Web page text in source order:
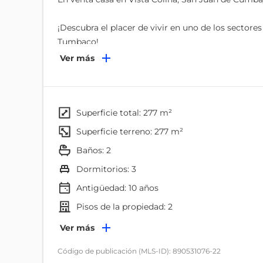
¡Descubra el placer de vivir en uno de los
Tumbaco!
arquitectónico moderno, confort y una vista
La propiedad ofrece una excelente oportunidad
posterior". El propietario actual está dispuesto a
plazo bajo un contrato de arrendamiento formal.
inmediato (ROI) desde el primer día del cierre,
vacancia.
Con 277 m² de terreno total y 223 m² de una
familias que priorizan la amplitud, la luz natural y
Ver más
superficie total: 277 m²
superficie terreno: 277 m²
baños: 2
dormitorios: 3
Antigüedad: 10 años
pisos de la propiedad: 2
Ambientes
Dormitorio
Ver más
Código de publicación (MLS-ID): 890531076-22